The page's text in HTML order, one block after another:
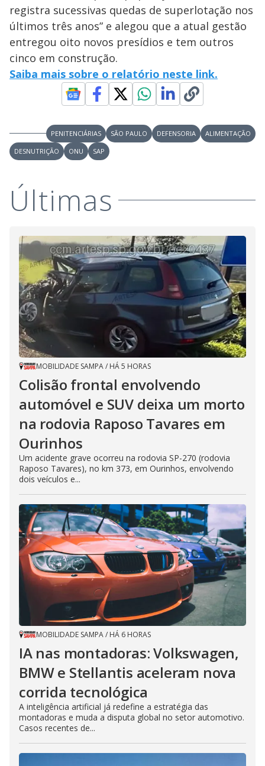
registra sucessivas quedas de superlotação nos
últimos três anos” e alegou que a atual gestão
entregou oito novos presídios e tem outros
cinco em construção.
Saiba mais sobre o relatório neste link.
PENITENCIÁRIAS SÃO PAULO DEFENSORIA
ALIMENTAÇÃO
DESNUTRIÇÃO
ONU SAP
Últimas
MOBILIDADE SAMPA/ HÁ 5 HORAS
Colisão frontal envolvendo
automóvel e SUV deixa um morto
na rodovia Raposo Tavares em
Ourinhos
Um acidente grave ocorreu na rodovia SP-270 (rodovia
Raposo Tavares), no km 373, em Ourinhos, envolvendo
dois veículos e...
MOBILIDADE SAMPA/ HÁ 6 HORAS
IA nas montadoras: Volkswagen,
BMW e Stellantis aceleram nova
corrida tecnológica
A inteligência artificial já redefine a estratégia das
montadoras e muda a disputa global no setor automotivo.
Casos recentes de...